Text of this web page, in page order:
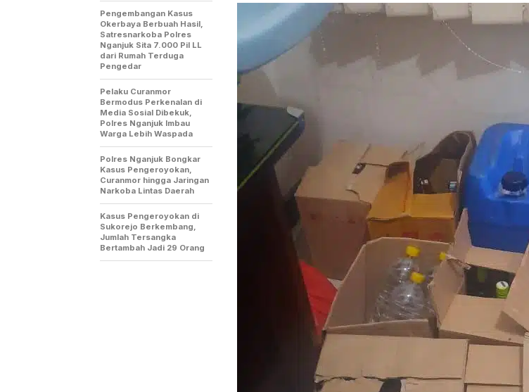
Pengembangan Kasus
Okerbaya Berbuah Hasil,
Satresnarkoba Polres
Nganjuk Sita 7.000 Pil LL
dari Rumah Terduga
Pengedar
Pelaku Curanmor
Bermodus Perkenalan di
Media Sosial Dibekuk,
Polres Nganjuk Imbau
Warga Lebih Waspada
Polres Nganjuk Bongkar
Kasus Pengeroyokan,
Curanmor hingga Jaringan
Narkoba Lintas Daerah
Kasus Pengeroyokan di
Sukorejo Berkembang,
Jumlah Tersangka
Bertambah Jadi 29 Orang